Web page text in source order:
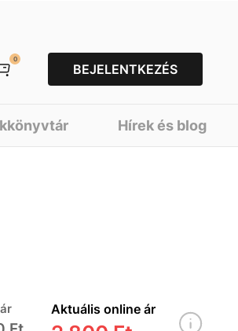
0
BEJELENTKEZÉS
Hírek és blog
Aktuális online ár